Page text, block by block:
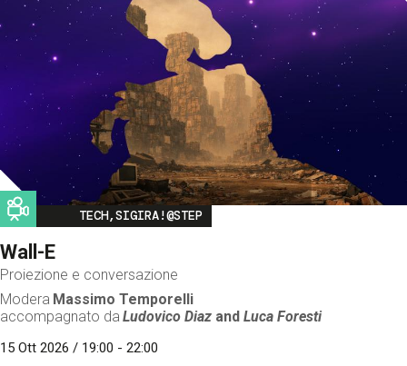
Image
TECH,SIGIRA!@STEP
Wall-E
Proiezione e conversazione
Modera Massimo Temporelli
accompagnato da Ludovico Diaz andLuca Foresti
15 Ott 2026 / 19:00 - 22:00